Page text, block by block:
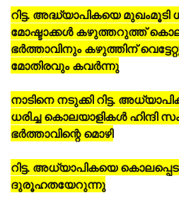
റിട്ട. അദ്ധ്യാപികയെ മുഖംമൂടി
മോഷ്ടാക്കള്‍ കഴുത്തറുത്ത്
ഭര്‍ത്താവിനും കഴുത്തിന്
മോതിരവും കവര്‍ന്നു
നാടിനെ നടുക്കി റിട്ട.
ധരിച്ച കൊലയാളികള്‍ ഹിന്ദി
ഭര്‍ത്താവിന്റെ മൊഴി
റിട്ട. അധ്യാപികയെ
ദുരൂഹതയേറുന്നു